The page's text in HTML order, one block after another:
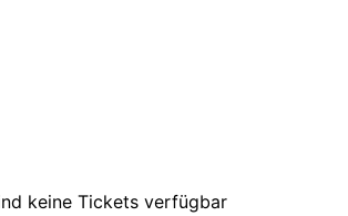
keine Tickets verfügbar